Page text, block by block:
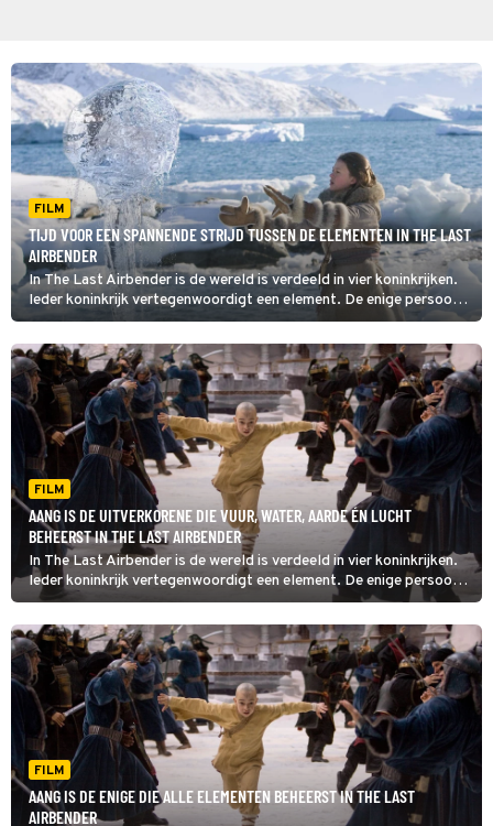
FILM
TIJD VOOR EEN SPANNENDE STRIJD TUSSEN DE ELEMENTEN IN THE LAST
AIRBENDER
In The Last Airbender is de wereld is verdeeld in vier koninkrijken.
Ieder koninkrijk vertegenwoordigt een element. De enige persoon
die al deze elementen (aarde, lucht, vuur en water) kan beheersen,
is de jonge Aang.
FILM
AANG IS DE UITVERKORENE DIE VUUR, WATER, AARDE ÉN LUCHT
BEHEERST IN THE LAST AIRBENDER
In The Last Airbender is de wereld is verdeeld in vier koninkrijken.
Ieder koninkrijk vertegenwoordigt een element. De enige persoon
die al deze elementen (aarde, lucht, vuur en water) kan beheersen,
is de jonge Aang.
FILM
AANG IS DE ENIGE DIE ALLE ELEMENTEN BEHEERST IN THE LAST
AIRBENDER